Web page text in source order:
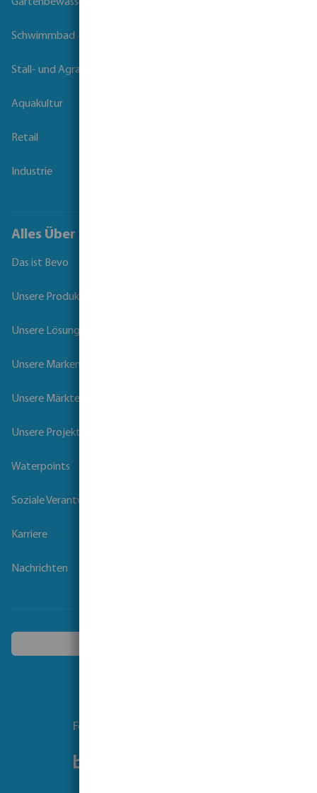
Schwimmbad
Stall- und Agrartechnik
Aquakultur
Retail
Industrie
Alles Über Bevo
Das ist Bevo
Unsere Produkte
Unsere Lösungen
Unsere Marken
Unsere Märkte
Unsere Projekte
Waterpoints
Soziale Verantwortung der Unternehmen
Karriere
Nachrichten
Folgen Sie uns